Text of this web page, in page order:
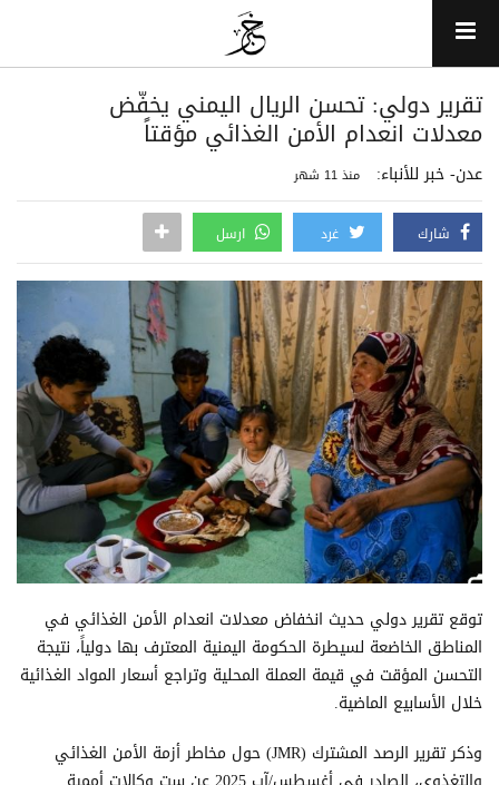
تقرير دولي: تحسن الريال اليمني يخفّض
معدلات انعدام الأمن الغذائي مؤقتاً
عدن- خبر للأنباء: منذ 11 شهر
شارك غرد ارسل
توقع تقرير دولي حديث انخفاض معدلات انعدام الأمن الغذائي في
المناطق الخاضعة لسيطرة الحكومة اليمنية المعترف بها دولياً، نتيجة
التحسن المؤقت في قيمة العملة المحلية وتراجع أسعار المواد الغذائية
خلال الأسابيع الماضية.
وذكر تقرير الرصد المشترك (JMR) حول مخاطر أزمة الأمن الغذائي